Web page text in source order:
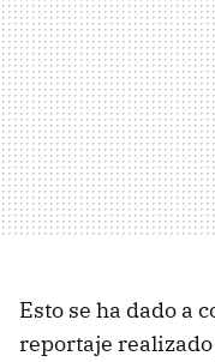
Esto se ha dado a
reportaje